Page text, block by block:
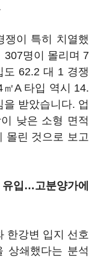
쟁이 특히 치열했
307명이 몰리며 7
62.2 대 1 경쟁
A 타입 역시 14.
받았습니다. 업
낮은 소형 면적
몰린 것으로 보고
입…고분양가에
한강변 입지 선호
상쇄했다는 분석